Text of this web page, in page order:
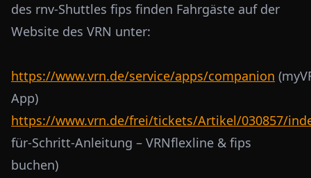
des rnv-Shuttles fips finden Fahrgäste auf der
Website des VRN unter:
https://www.vrn.de/service/apps/companion
App)
https://www.vrn.de/frei/tickets/Artikel/030857/
für-Schritt-Anleitung – VRNflexline & fips
buchen)